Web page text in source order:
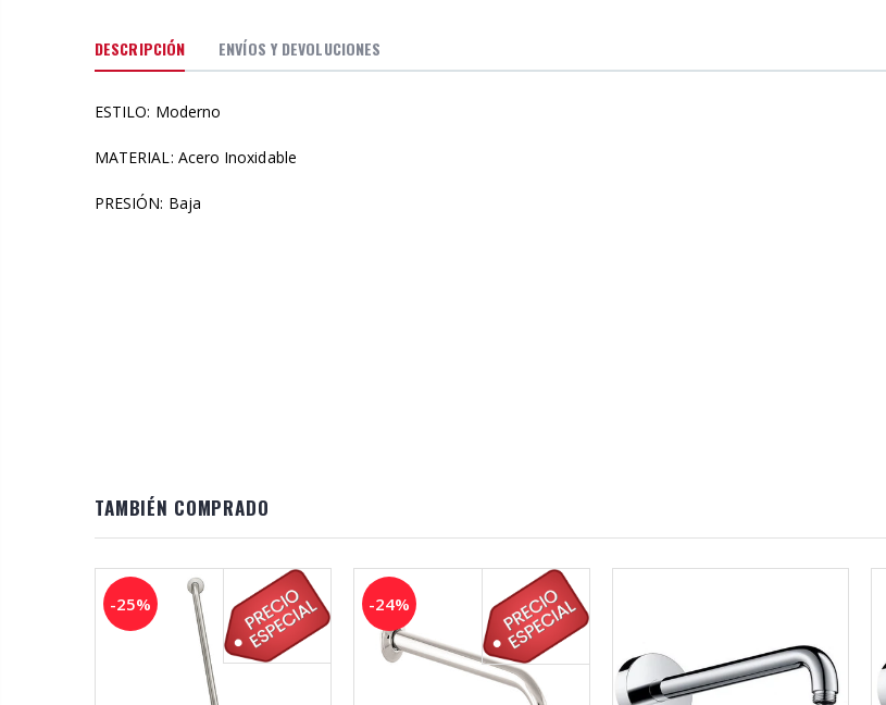
DESCRIPCIÓN ENVÍOS Y DEVOLUCIONES
ESTILO: Moderno
MATERIAL: Acero Inoxidable
PRESIÓN: Baja
TAMBIÉN COMPRADO
-25% -24%